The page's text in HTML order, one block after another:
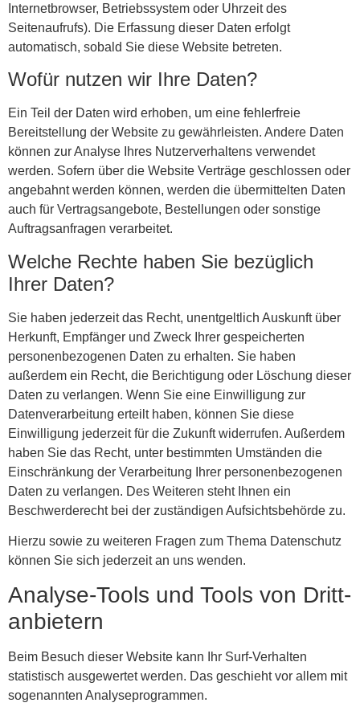
Internetbrowser, Betriebssystem oder Uhrzeit des
Seitenaufrufs). Die Erfassung dieser Daten erfolgt
automatisch, sobald Sie diese Website betreten.
Wofür nutzen wir Ihre Daten?
Ein Teil der Daten wird erhoben, um eine fehlerfreie
Bereitstellung der Website zu gewährleisten. Andere Daten
können zur Analyse Ihres Nutzerverhaltens verwendet
werden. Sofern über die Website Verträge geschlossen oder
angebahnt werden können, werden die übermittelten Daten
auch für Vertragsangebote, Bestellungen oder sonstige
Auftragsanfragen verarbeitet.
Welche Rechte haben Sie bezüglich
Ihrer Daten?
Sie haben jederzeit das Recht, unentgeltlich Auskunft über
Herkunft, Empfänger und Zweck Ihrer gespeicherten
personenbezogenen Daten zu erhalten. Sie haben
außerdem ein Recht, die Berichtigung oder Löschung dieser
Daten zu verlangen. Wenn Sie eine Einwilligung zur
Datenverarbeitung erteilt haben, können Sie diese
Einwilligung jederzeit für die Zukunft widerrufen. Außerdem
haben Sie das Recht, unter bestimmten Umständen die
Einschränkung der Verarbeitung Ihrer personenbezogenen
Daten zu verlangen. Des Weiteren steht Ihnen ein
Beschwerderecht bei der zuständigen Aufsichtsbehörde zu.
Hierzu sowie zu weiteren Fragen zum Thema Datenschutz
können Sie sich jederzeit an uns wenden.
Analyse-Tools und Tools von Dritt­
anbietern
Beim Besuch dieser Website kann Ihr Surf-Verhalten
statistisch ausgewertet werden. Das geschieht vor allem mit
sogenannten Analyseprogrammen.